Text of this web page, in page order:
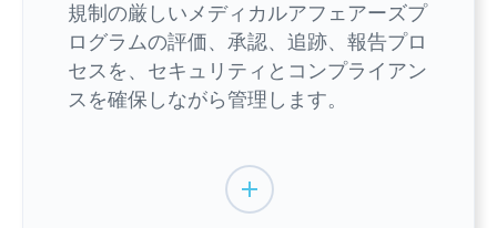
規制の厳しいメディカルアフェアーズプ
ログラムの評価、承認、追跡、報告プロ
セスを、セキュリティとコンプライアン
スを確保しながら管理します。